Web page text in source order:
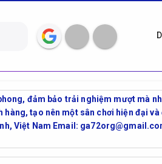
đảm bảo trải nghiệm mượt mà
tạo nên một sân chơi hiện đại
Việt Nam Email: